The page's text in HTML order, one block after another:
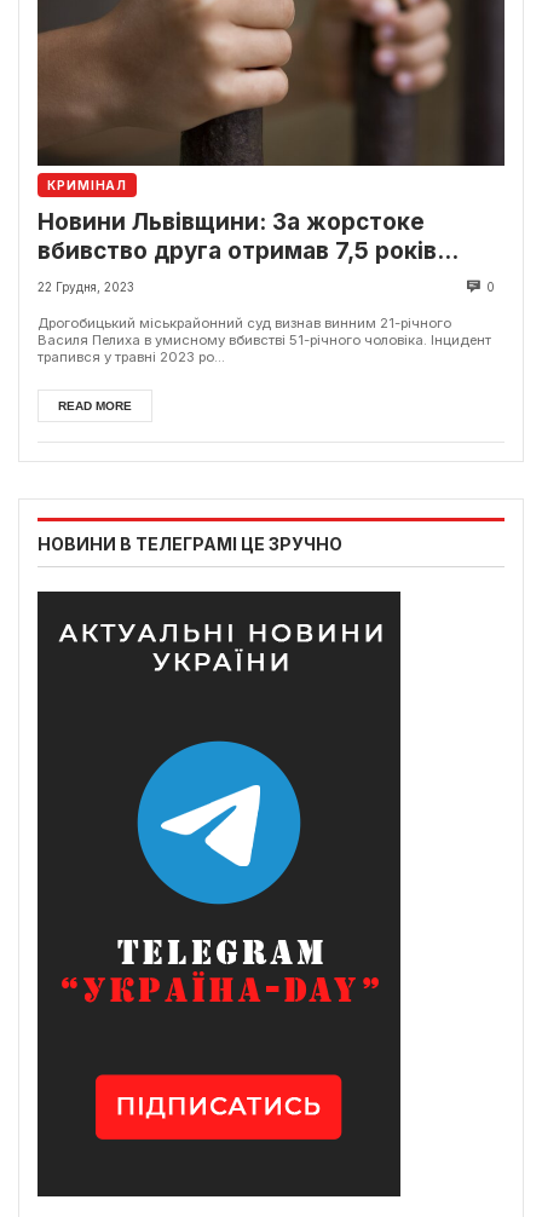
КРИМІНАЛ
Новини Львівщини: За жорстоке
вбивство друга отримав 7,5 років
в’язниці
22 Грудня, 2023 0
Дрогобицький міськрайонний суд визнав винним 21-річного
Василя Пелиха в умисному вбивстві 51-річного чоловіка. Інцидент
трапився у травні 2023 ро...
READ MORE
НОВИНИ В ТЕЛЕГРАМІ ЦЕ ЗРУЧНО